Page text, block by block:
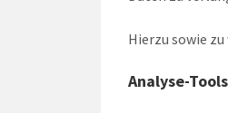
Hierzu sowie
Analyse-